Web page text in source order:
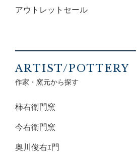
アウトレットセール
ARTIST/POTTERY
作家・窯元から探す
柿右衛門窯
今右衛門窯
奥川俊右ｴ門